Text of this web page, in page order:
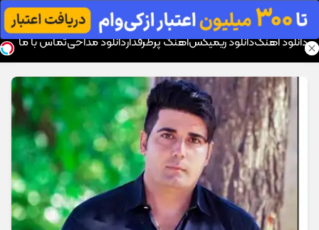
موزیک تار
دانلود آهنگدانلود ریمیکسآهنگ پرطرفداردانلود مداحیتماس با ما